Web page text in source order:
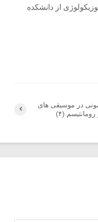
از دانشکده
در موسیقی های
(۴)